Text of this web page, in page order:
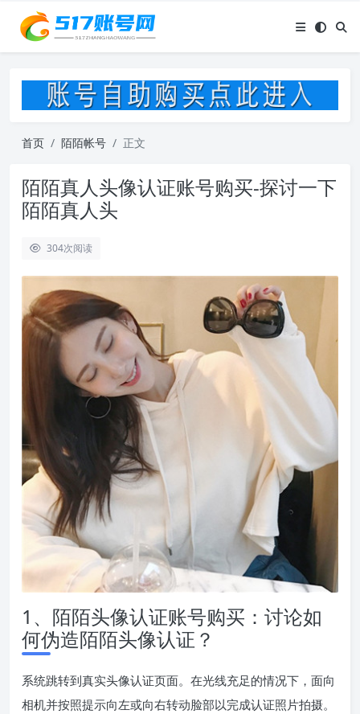
首页 陌陌帐号 正文
陌陌真人头像认证账号购买-探讨一下
陌陌真人头
304次阅读
1、陌陌头像认证账号购买：讨论如
何伪造陌陌头像认证？
系统跳转到真实头像认证页面。在光线充足的情况下，面向
相机并按照提示向左或向右转动脸部以完成认证照片拍摄。